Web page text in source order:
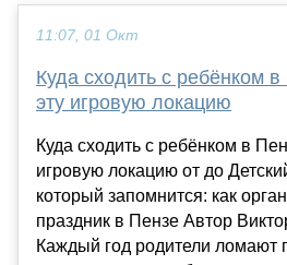
11:07, 01 Окт
Куда сходить с ребёнком
эту игровую локацию
Куда сходить с ребёнком в
игровую локацию от до
который запомнится: как
праздник в Пензе Автор
Каждый год родители ломают